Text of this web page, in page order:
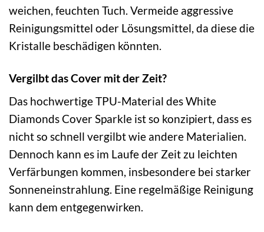
weichen, feuchten Tuch. Vermeide aggressive
Reinigungsmittel oder Lösungsmittel, da diese die
Kristalle beschädigen könnten.
Vergilbt das Cover mit der Zeit?
Das hochwertige TPU-Material des White
Diamonds Cover Sparkle ist so konzipiert, dass es
nicht so schnell vergilbt wie andere Materialien.
Dennoch kann es im Laufe der Zeit zu leichten
Verfärbungen kommen, insbesondere bei starker
Sonneneinstrahlung. Eine regelmäßige Reinigung
kann dem entgegenwirken.